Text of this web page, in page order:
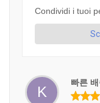
Condividi i tuoi
K
빠른